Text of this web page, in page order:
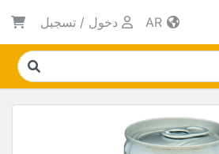
دخول / تسجيل